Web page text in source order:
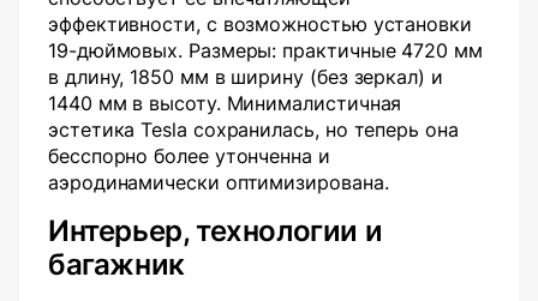
эффективности, с возможностью установки
19-дюймовых. Размеры: практичные 4720 мм
в длину, 1850 мм в ширину (без зеркал) и
1440 мм в высоту. Минималистичная
эстетика Tesla сохранилась, но теперь она
бесспорно более утонченна и
аэродинамически оптимизирована.
Интерьер, технологии и
багажник